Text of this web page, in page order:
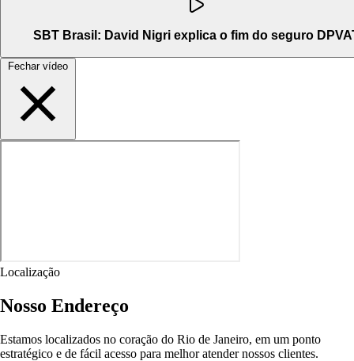
SBT Brasil: David Nigri explica o fim do seguro
Fechar vídeo
Localização
Nosso Endereço
Estamos localizados no coração do Rio de Janeiro, em um ponto
estratégico e de fácil acesso para melhor atender nossos clientes.